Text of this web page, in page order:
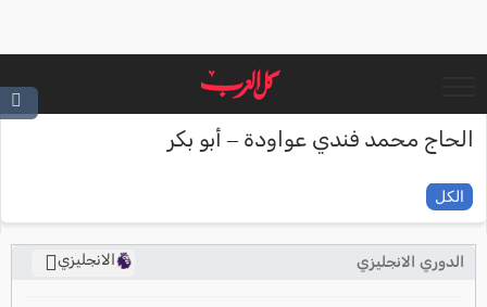
الحاج محمد فندي عواودة – أبو بكر
الكل
الدوري الانجليزي
الانجليزي